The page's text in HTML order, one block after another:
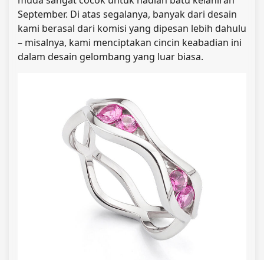
September. Di atas segalanya, banyak dari desain
kami berasal dari komisi yang dipesan lebih dahulu
– misalnya, kami menciptakan cincin keabadian ini
dalam desain gelombang yang luar biasa.